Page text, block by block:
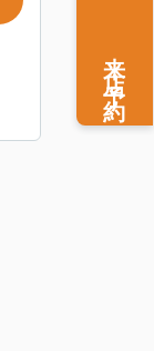
来店予約